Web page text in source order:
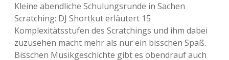
Kopfkinomusik
Nur mal so
Täglicher Sinnwahn
Adventskalender 2010
Adventskalender 2011
Adventskalender 2012
facebook
instagram
rss soundcloud
vimeoBluesky
Kleine abendliche Schulungsrunde in Sachen
Scratching: DJ Shortkut erläutert 15
Komplexitätsstufen des Scratchings und ihm dabei
zuzusehen macht mehr als nur ein bisschen Spaß.
Bisschen Musikgeschichte gibt es obendrauf auch